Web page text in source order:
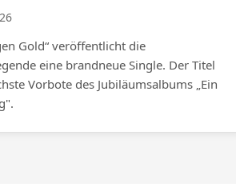
Gold“ veröffentlicht die
eine brandneue Single. Der Titel
Vorbote des Jubiläumsalbums „Ein